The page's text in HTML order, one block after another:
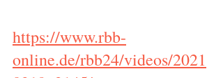
https://www.rbb-
online.de/rbb24/videos/2021